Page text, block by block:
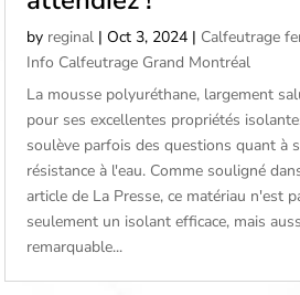
by reginal| Oct 3, 2024| Calfeutrage
Info Calfeutrage Grand Montréal
La mousse polyuréthane, largement
pour ses excellentes propriétés
soulève parfois des questions quant à
résistance à l'eau. Comme souligné
article de La Presse, ce matériau n'est
seulement un isolant efficace, mais
remarquable...